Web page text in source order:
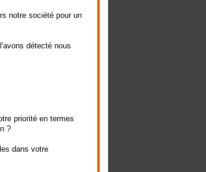
notre société pour un
détecté nous
priorité en termes
?
dans votre